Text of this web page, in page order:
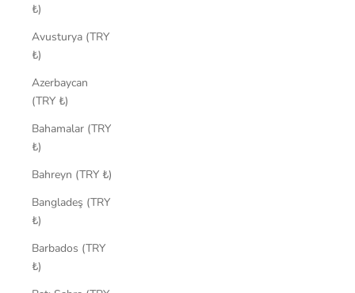
₺)
Avusturya (TRY
₺)
Azerbaycan
(TRY ₺)
Bahamalar (TRY
₺)
Bahreyn (TRY ₺)
Bangladeş (TRY
₺)
Barbados (TRY
₺)